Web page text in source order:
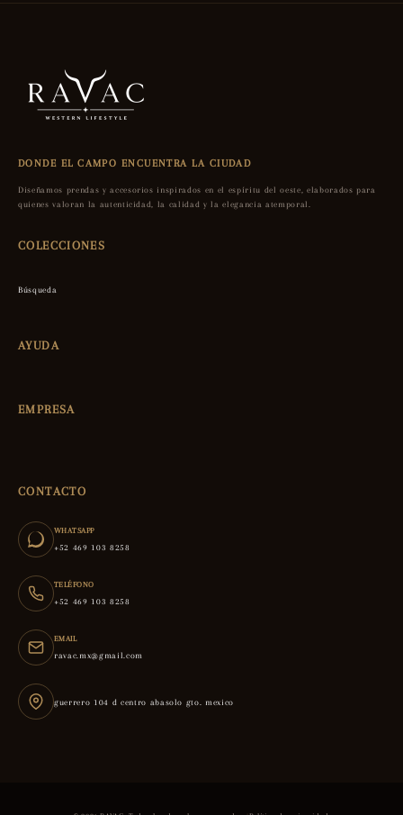
DONDE EL CAMPO ENCUENTRA LA CIUDAD
Diseñamos prendas y accesorios inspirados en el espíritu del oeste, elaborados para
quienes valoran la autenticidad, la calidad y la elegancia atemporal.
COLECCIONES
Búsqueda
AYUDA
EMPRESA
CONTACTO
WHATSAPP
+52 469 103 8258
TELÉFONO
+52 469 103 8258
EMAIL
ravac.mx@gmail.com
guerrero 104 d centro abasolo gto. mexico